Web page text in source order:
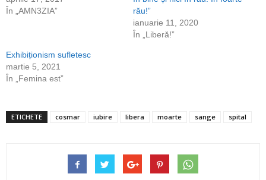
În „AMN3ZIA”
rău!”
ianuarie 11, 2020
În „Liberă!”
Exhibiționism sufletesc
martie 5, 2021
În „Femina est”
ETICHETE cosmar iubire libera moarte sange spital